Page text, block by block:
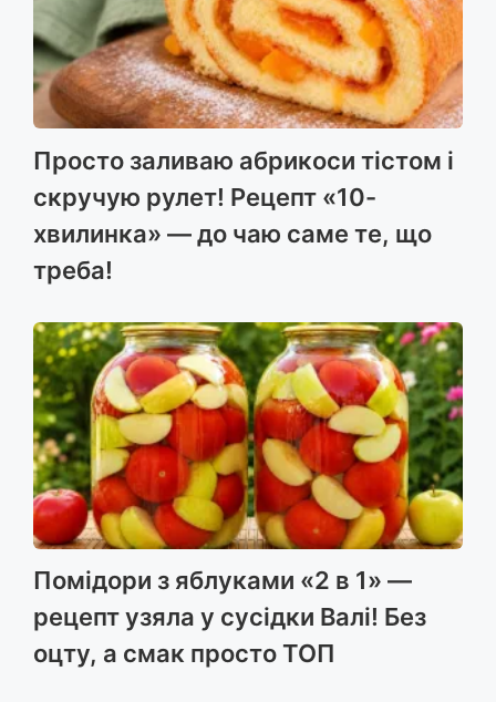
Просто заливаю абрикоси тістом і
скручую рулет! Рецепт «10-
хвилинка» — до чаю саме те, що
треба!
Помідори з яблуками «2 в 1» —
рецепт узяла у сусідки Валі! Без
оцту, а смак просто ТОП